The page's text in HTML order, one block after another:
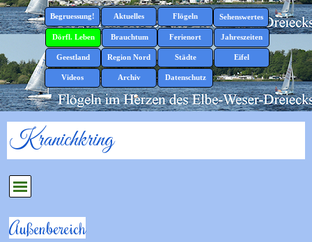
Direkt zum Seiteninhalt
Menü überspringen
Begruessung! Aktuelles ▼
Flögeln ▼
Sehenswertes ▼
Dörfl. Leben ▼
Brauchtum ▼
Ferienort ▼
Jahreszeiten
Geestland ▼
Region Nord ▼
Städte ▼
Eifel ▼
Videos Archiv ▼
Datenschutz
Kranichkring
Außenbereich